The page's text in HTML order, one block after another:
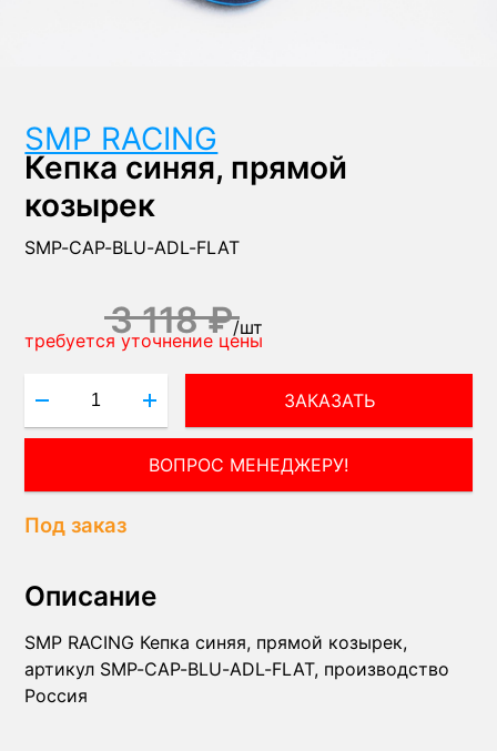
SMP RACING
Кепка синяя, прямой
козырек
SMP-CAP-BLU-ADL-FLAT
3 118 ₽/шт
требуется уточнение цены
ЗАКАЗАТЬ
ВОПРОС МЕНЕДЖЕРУ!
Под заказ
Описание
SMP RACING Кепка синяя, прямой козырек,
артикул SMP-CAP-BLU-ADL-FLAT, производство
Россия